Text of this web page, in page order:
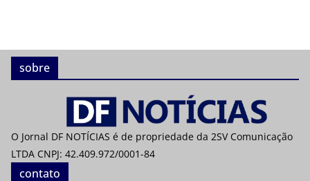
sobre
O Jornal DF NOTÍCIAS é de propriedade da 2SV Comunicação
LTDA CNPJ: 42.409.972/0001-84
contato